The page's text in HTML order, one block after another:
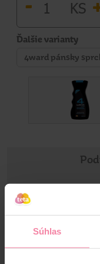
Súhlas
- KS
Ďalšie varianty
4ward pánsky
Informácie o
Jemný sprchový gél
vôňa prispeje k